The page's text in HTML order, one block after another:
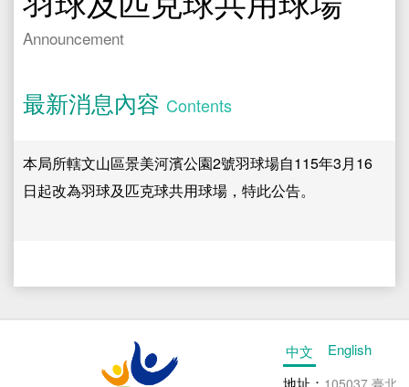
文件專區 Documents
水域活動登記 Registration
Announcement
最新消息內容 Contents
本局所轄文山區景美河濱公園2號羽球場自115年3月16
日起改為羽球及匹克球共用球場，特此公告。
中文
English
地址： 105037 臺北